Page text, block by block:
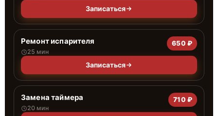
Записаться
Ремонт испарителя
25 мин
650 ₽
Записаться
Замена таймера
20 мин
710 ₽